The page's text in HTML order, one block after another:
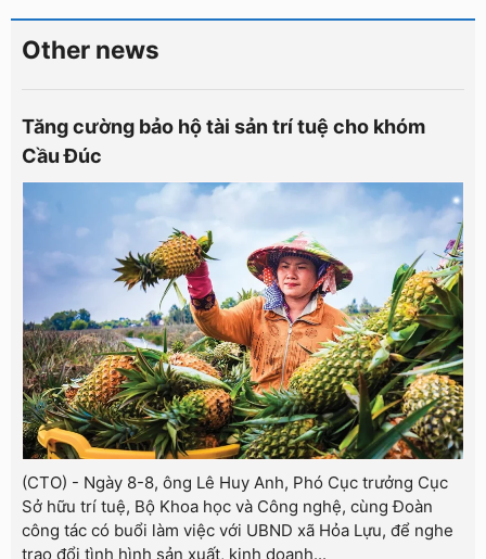
Other news
Tăng cường bảo hộ tài sản trí tuệ cho khóm
Cầu Đúc
(CTO) - Ngày 8-8, ông Lê Huy Anh, Phó Cục trưởng Cục
Sở hữu trí tuệ, Bộ Khoa học và Công nghệ, cùng Đoàn
công tác có buổi làm việc với UBND xã Hỏa Lựu, để nghe
trao đổi tình hình sản xuất, kinh doanh...